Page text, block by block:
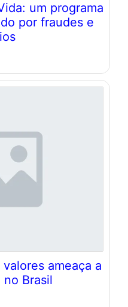
um programa
por fraudes e
ameaça a
no Brasil